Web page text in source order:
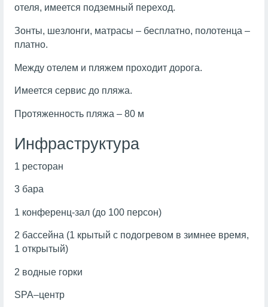
отеля, имеется подземный переход.
Зонты, шезлонги, матрасы – бесплатно, полотенца –
платно.
Между отелем и пляжем проходит дорога.
Имеется сервис до пляжа.
Протяженность пляжа – 80 м
Инфраструктура
1 ресторан
3 бара
1 конференц-зал (до 100 персон)
2 бассейна (1 крытый с подогревом в зимнее время,
1 открытый)
2 водные горки
SPA–центр